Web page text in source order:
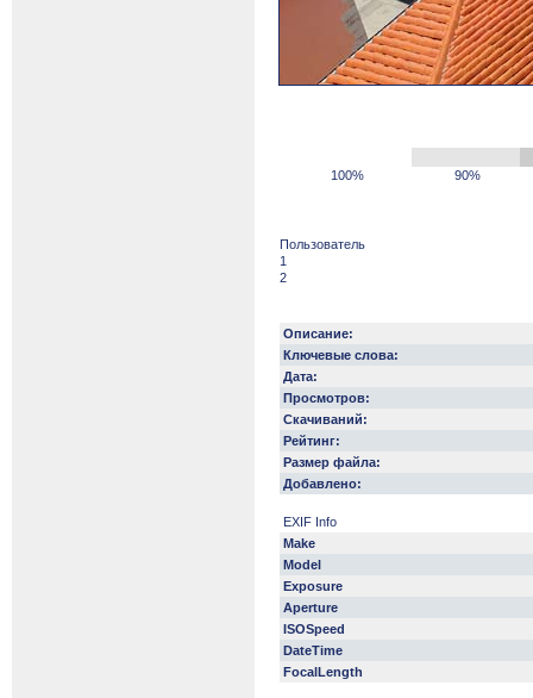
100% 90%
Пользователь
1
2
Описание:
Ключевые слова:
Дата:
Просмотров:
Скачиваний:
Рейтинг:
Размер файла:
Добавлено:
EXIF Info
Make
Model
Exposure
Aperture
ISOSpeed
DateTime
FocalLength